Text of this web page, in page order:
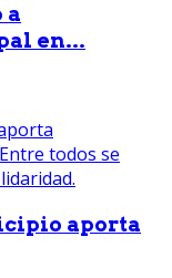
a
en...
aporta